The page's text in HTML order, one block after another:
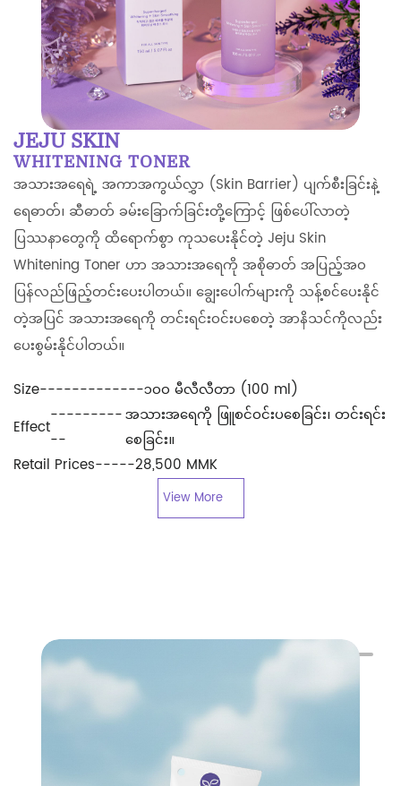
JEJU SKIN
WHITENING TONER
အသားအရေရဲ့ အကာအကွယ်လွှာ (Skin Barrier) ပျက်စီးခြင်းနဲ့
ရေဓာတ်၊ ဆီဓာတ် ခမ်းခြောက်ခြင်းတို့ကြောင့် ဖြစ်ပေါ်လာတဲ့
ပြဿနာတွေကို ထိရောက်စွာ ကုသပေးနိုင်တဲ့ Jeju Skin
Whitening Toner ဟာ အသားအရေကို အစိုဓာတ် အပြည့်အဝ
ပြန်လည်ဖြည့်တင်းပေးပါတယ်။ ချွေးပေါက်များကို သန့်စင်ပေးနိုင်
တဲ့အပြင် အသားအရေကို တင်းရင်းဝင်းပစေတဲ့ အာနိသင်ကိုလည်း
ပေးစွမ်းနိုင်ပါတယ်။
Size-------------၁၀၀ မီလီလီတာ (100 ml)
Effect
---------
--
အသားအရေကို ဖြူစင်ဝင်းပစေခြင်း၊ တင်းရင်း
စေခြင်း။
Retail Prices-----28,500 MMK
View More